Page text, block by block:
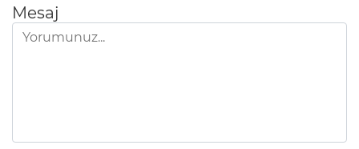
Mesaj